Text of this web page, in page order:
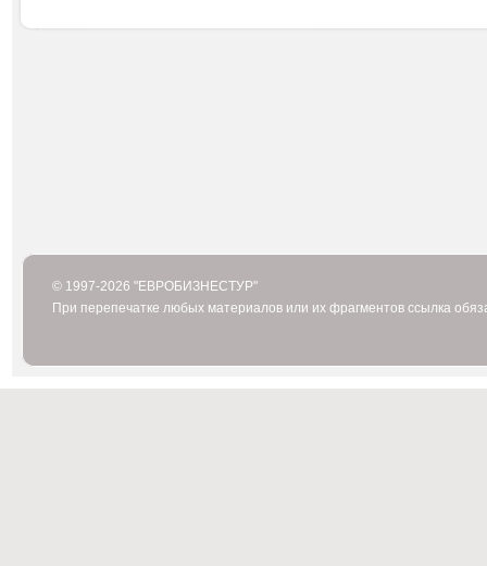
© 1997-2026 "ЕВРОБИЗНЕСТУР"
При перепечатке любых материалов или их фрагментов ссылка